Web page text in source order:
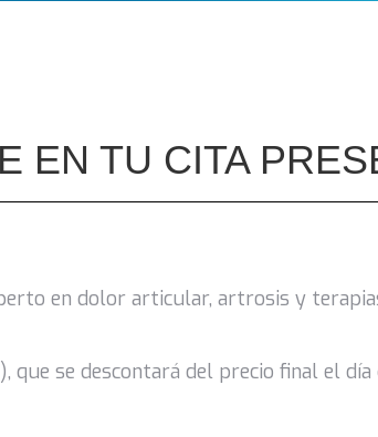
EN TU CITA
en dolor articular, artrosis y
que se descontará del precio final el